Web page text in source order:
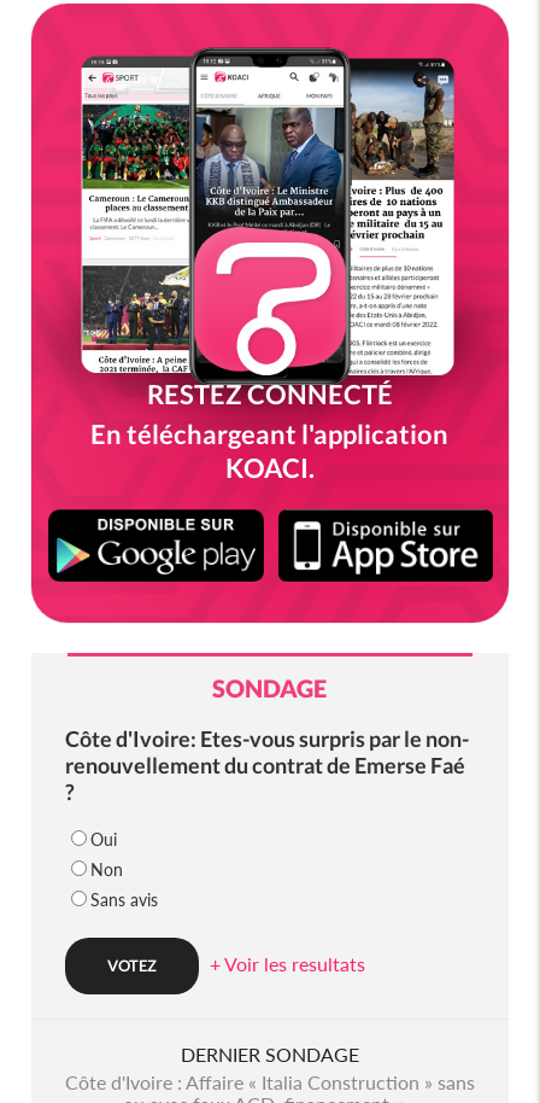
RESTEZ CONNECTÉ
En téléchargeant l'application
KOACI.
SONDAGE
Côte d'Ivoire: Etes-vous surpris par le non-
renouvellement du contrat de Emerse Faé
?
Oui
Non
Sans avis
+ Voir les resultats
DERNIER SONDAGE
Côte d'Ivoire : Affaire « Italia Construction » sans